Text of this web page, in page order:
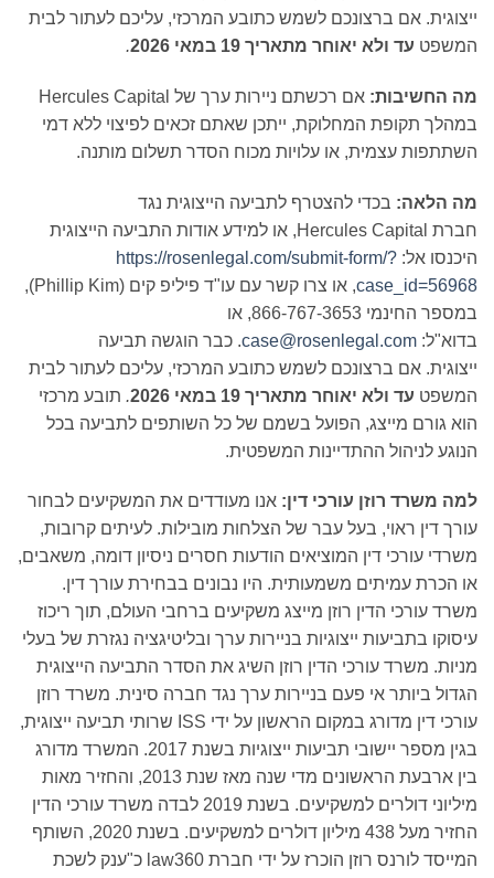
אם ברצונכם לשמש כתובע המרכזי, עליכם לעתור לבית
עד ולא יאוחר מתאריך 19 במאי 2026 .
החשיבות:
אם רכשתם ניירות ערך של Hercules Capital
תקופת המחלוקת, ייתכן שאתם זכאים לפיצוי ללא דמי
עצמית, או עלויות מכוח הסדר תשלום מותנה.
הלאה:בכדי להצטרף לתביעה הייצוגית נגד
חברת Hercules Capital, או למידע אודות התביעה הייצוגית
אל:https://rosenlegal.com/submit-form/?
, או צרו קשר עם עו"ד פיליפ קים (Phillip Kim),
במספר החינמי 866-767-3653, או
case@rosenlegal.com. כבר הוגשה תביעה
אם ברצונכם לשמש כתובע המרכזי, עליכם לעתור לבית
עד ולא יאוחר מתאריך 19 במאי 2026 .תובע מרכזי
גורם מייצג, הפועל בשמם של כל השותפים לתביעה בכל
לניהול ההתדיינות המשפטית.
משרד רוזן עורכי דין:אנו מעודדים את המשקיעים לבחור
דין ראוי, בעל עבר של הצלחות מובילות. לעיתים קרובות,
עורכי דין המוציאים הודעות חסרים ניסיון דומה, משאבים,
הכרת עמיתים משמעותית. היו נבונים בבחירת עורך דין.
עורכי הדין רוזן מייצג משקיעים ברחבי העולם, תוך ריכוז
בתביעות ייצוגיות בניירות ערך ובליטיגציה נגזרת של בעלי
משרד עורכי הדין רוזן השיג את הסדר התביעה הייצוגית
ביותר אי פעם בניירות ערך נגד חברה סינית. משרד רוזן
עורכי דין מדורג במקום הראשון על ידי ISS שרותי תביעה ייצוגית,
בגין מספר יישובי תביעות ייצוגיות בשנת 2017. המשרד מדורג
בין ארבעת הראשונים מדי שנה מאז שנת 2013, והחזיר מאות
מיליוני דולרים למשקיעים. בשנת 2019 לבדה משרד עורכי הדין
החזיר מעל 438 מיליון דולרים למשקיעים. בשנת 2020, השותף
המייסד לורנס רוזן הוכרז על ידי חברת law360 כ"ענק לשכת